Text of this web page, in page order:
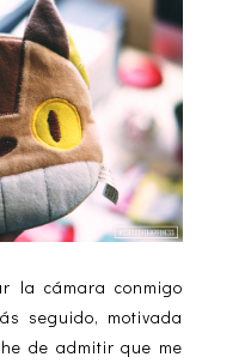
la cámara conmigo
seguido, motivada
de admitir que me